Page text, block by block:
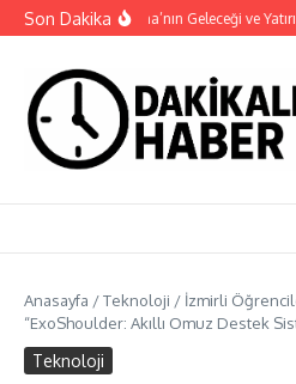
İçeriğe atla
Son DakikaHaymana’nın Geleceği ve
Anasayfa /Teknoloji / İzmirli
“ExoShoulder: Akıllı Omuz Destek
Teknoloji